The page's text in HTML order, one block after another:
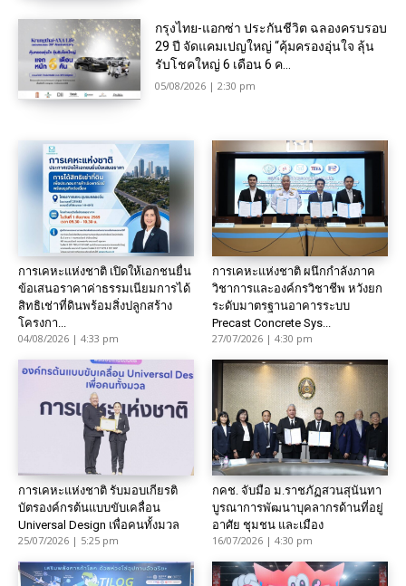
กรุงไทย-แอกซ่า ประกันชีวิต ฉลองครบรอบ
29 ปี จัดแคมเปญใหญ่ “คุ้มครองอุ่นใจ ลุ้น
รับโชคใหญ่ 6 เดือน 6 ค...
05/08/2026 | 2:30 pm
การเคหะแห่งชาติ เปิดให้เอกชนยื่น
ข้อเสนอราคาค่าธรรมเนียมการได้
สิทธิเช่าที่ดินพร้อมสิ่งปลูกสร้าง
โครงกา...
04/08/2026 | 4:33 pm
การเคหะแห่งชาติ ผนึกกำลังภาค
วิชาการและองค์กรวิชาชีพ หวังยก
ระดับมาตรฐานอาคารระบบ
Precast Concrete Sys...
27/07/2026 | 4:30 pm
การเคหะแห่งชาติ รับมอบเกียรติ
บัตรองค์กรต้นแบบขับเคลื่อน
Universal Design เพื่อคนทั้งมวล
25/07/2026 | 5:25 pm
กคช. จับมือ ม.ราชภัฏสวนสุนันทา
บูรณาการพัฒนาบุคลากรด้านที่อยู่
อาศัย ชุมชน และเมือง
16/07/2026 | 4:30 pm